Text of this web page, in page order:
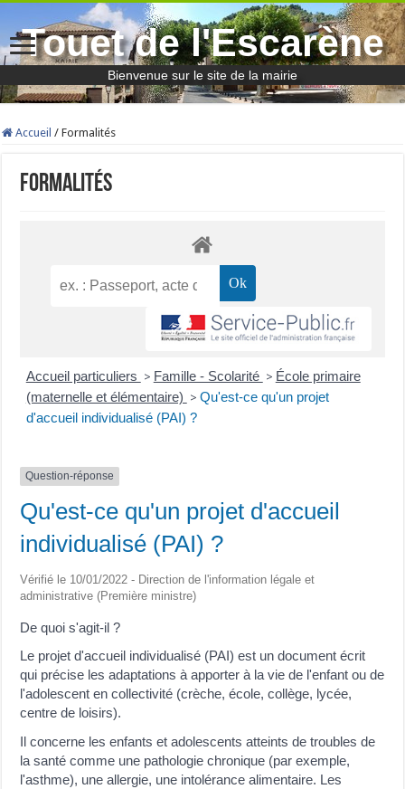
Touet de l'Escarène
Bienvenue sur le site de la mairie
Accueil / Formalités
Formalités
Accueil particuliers > Famille - Scolarité > École primaire
(maternelle et élémentaire) > Qu'est-ce qu'un projet
d'accueil individualisé (PAI) ?
Question-réponse
Qu'est-ce qu'un projet d'accueil
individualisé (PAI) ?
Vérifié le 10/01/2022 - Direction de l'information légale et
administrative (Première ministre)
De quoi s'agit-il ?
Le projet d'accueil individualisé (PAI) est un document écrit
qui précise les adaptations à apporter à la vie de l'enfant ou de
l'adolescent en collectivité (crèche, école, collège, lycée,
centre de loisirs).
Il concerne les enfants et adolescents atteints de troubles de
la santé comme une pathologie chronique (par exemple,
l'asthme), une allergie, une intolérance alimentaire. Les